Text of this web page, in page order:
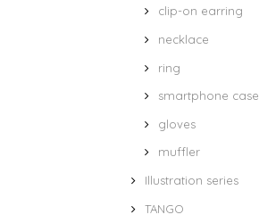
clip-on earring
necklace
ring
smartphone case
gloves
muffler
Illustration series
TANGO